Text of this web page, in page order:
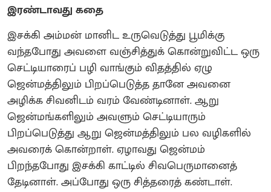
இரண்டாவது கதை
இசக்கி அம்மன் மானிட உருவெடுத்து பூமிக்கு
வந்தபோது அவளை வஞ்சித்துக் கொன்றுவிட்ட ஒரு
செட்டியாரைப் பழி வாங்கும் விதத்தில் ஏழு
ஜென்மத்திலும் பிறப்பெடுத்த தானே அவனை
அழிக்க சிவனிடம் வரம் வேண்டினாள். ஆறு
ஜென்மங்களிலும் அவளும் செட்டியாரும்
பிறப்பெடுத்து ஆறு ஜென்மத்திலும் பல வழிகளில்
அவரைக் கொன்றாள். ஏழாவது ஜென்மம்
பிறந்தபோது இசக்கி காட்டில் சிவபெருமானைத்
தேடினாள். அப்போது ஒரு சித்தரைத் கண்டாள்.